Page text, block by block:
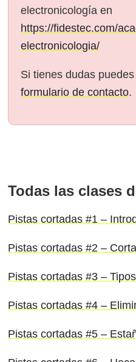
electronicología en
https://fidestec.com/
electronicologia/
Si tienes dudas
formulario de contacto.
Todas las clases
Pistas cortadas #1 –
Pistas cortadas #2 –
Pistas cortadas #3 –
Pistas cortadas #4 –
Pistas cortadas #5 –